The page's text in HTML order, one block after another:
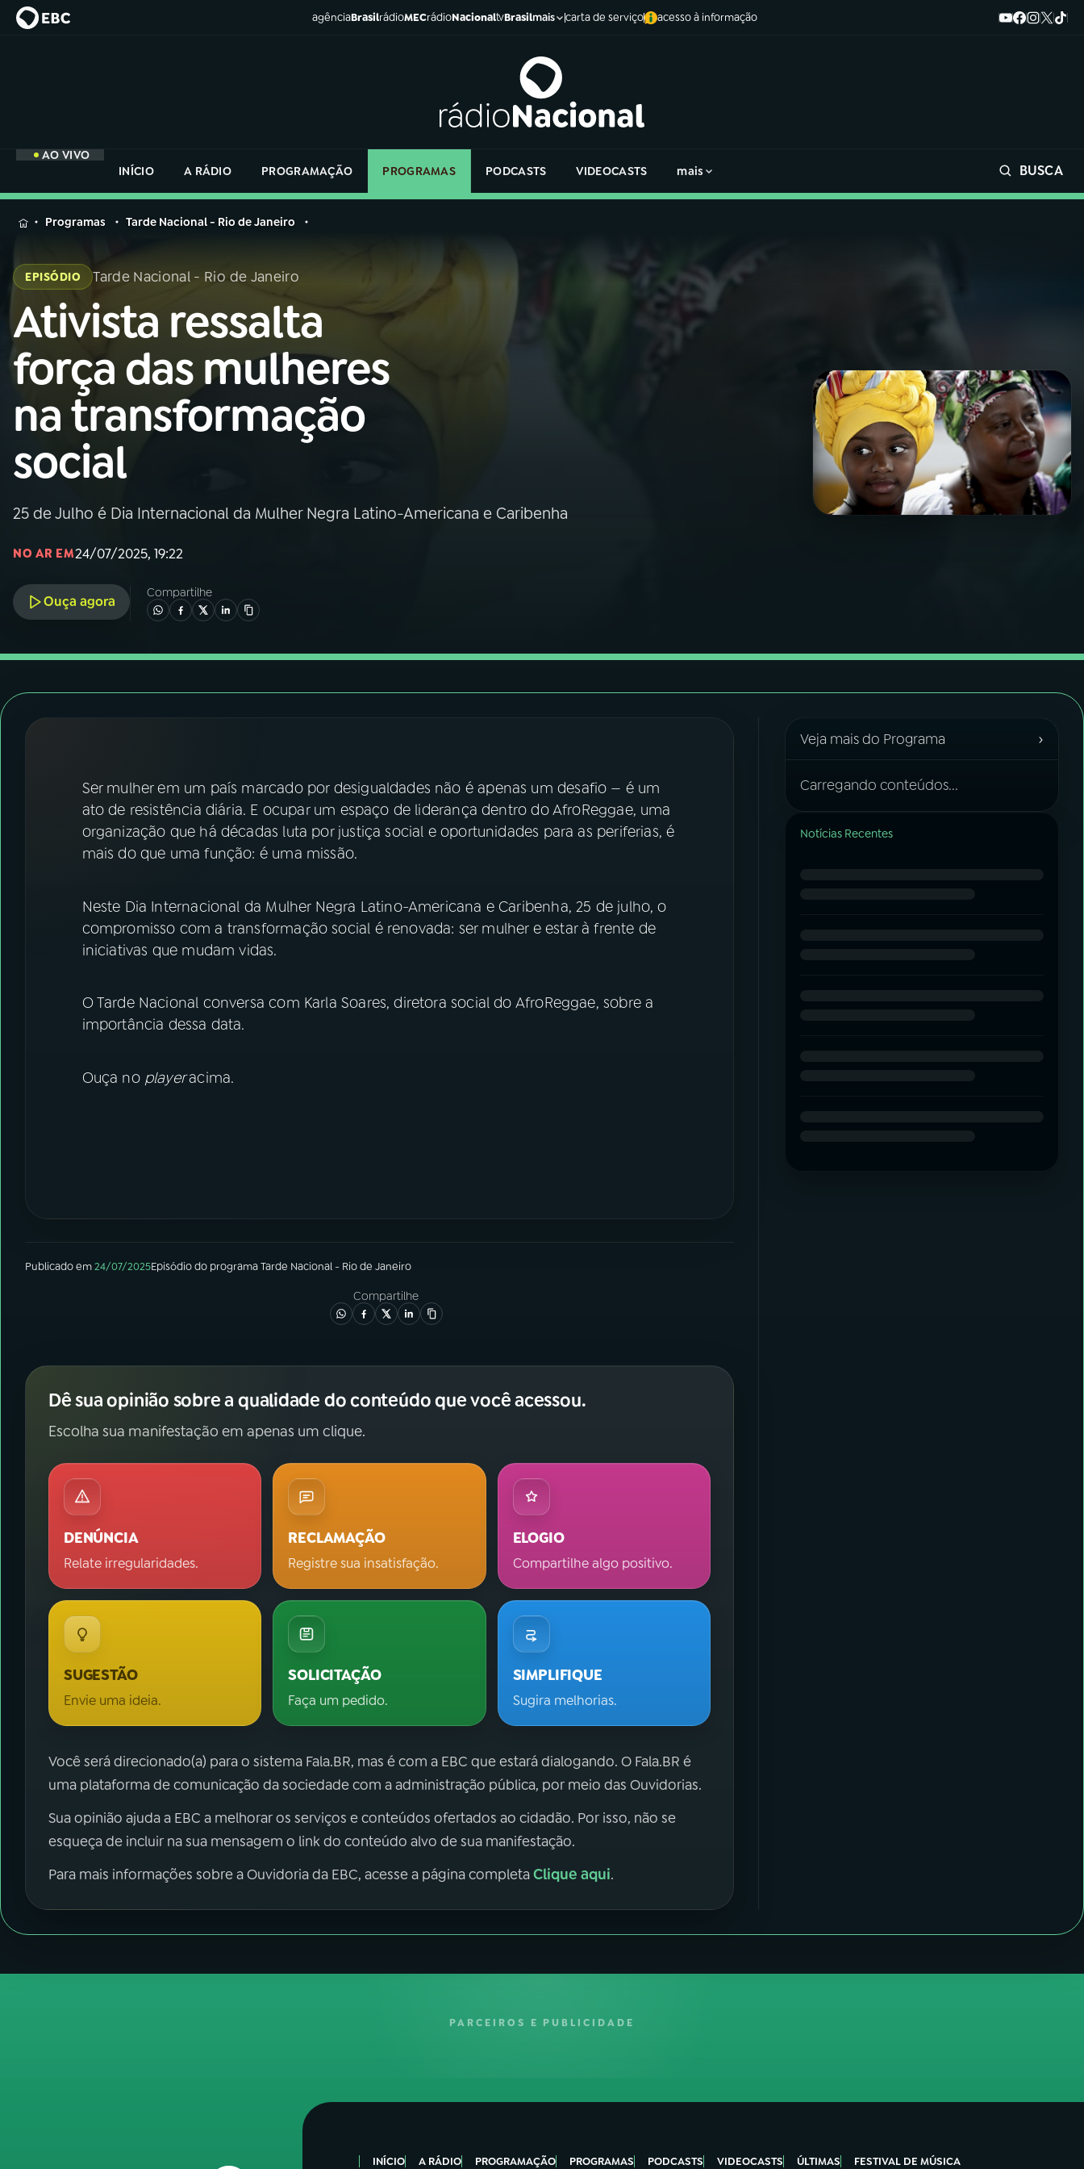
agênciaBrasilrádioMECrádioNacionaltvBrasilmais carta de serviço acesso à informação
AO VIVO
INÍCIO
A RÁDIO PROGRAMAÇÃO PROGRAMAS PODCASTS VIDEOCASTS mais BUSCA
MENU
Buscar
na
Rádio
Nacional
Buscar
01 INÍCIO
02A RÁDIO
03 PROGRAMAÇÃO
05PODCASTS
FESTIVAL DE MÚSICA
ACOMPANHE A RÁDIO NACIONAL
Facebook
Instagram X
na
Rádio
Nacional
Programas Tarde Nacional - Rio de Janeiro
EPISÓDIO Tarde Nacional - Rio de Janeiro
Ativista ressalta
força das mulheres
na transformação
social
25 de Julho é Dia Internacional da Mulher Negra Latino-Americana e Caribenha
NO AR EM24/07/2025, 19:22
Ouça agora
Compartilhe
Ser mulher em um país marcado por desigualdades não é apenas um desafio — é um
ato de resistência diária. E ocupar um espaço de liderança dentro do AfroReggae, uma
organização que há décadas luta por justiça social e oportunidades para as periferias, é
mais do que uma função: é uma missão.
Neste Dia Internacional da Mulher Negra Latino-Americana e Caribenha, 25 de julho, o
compromisso com a transformação social é renovada: ser mulher e estar à frente de
iniciativas que mudam vidas.
O Tarde Nacional conversa com Karla Soares, diretora social do AfroReggae, sobre a
importância dessa data.
Ouça no playeracima.
Publicado em24/07/2025Episódiodo programaTarde Nacional - Rio de Janeiro
Compartilhe
Dê sua opinião sobre a qualidade do conteúdo que você acessou.
Escolha sua manifestação em apenas um clique.
DENÚNCIA
Relate irregularidades.
RECLAMAÇÃO
Registre sua insatisfação.
ELOGIO
Compartilhe algo positivo.
SUGESTÃO
Envie uma ideia.
SOLICITAÇÃO
Faça um pedido.
SIMPLIFIQUE
Sugira melhorias.
Você será direcionado(a) para o sistema Fala.BR, mas é com a EBC que estará dialogando. O Fala.BR é
uma plataforma de comunicação da sociedade com a administração pública, por meio das Ouvidorias.
Sua opinião ajuda a EBC a melhorar os serviços e conteúdos ofertados ao cidadão. Por isso, não se
esqueça de incluir na sua mensagem o link do conteúdo alvo de sua manifestação.
Para mais informações sobre a Ouvidoria da EBC, acesse a página completaClique aqui.
Veja mais do Programa ›
Carregando conteúdos...
Notícias Recentes
PARCEIROS E PUBLICIDADE
INÍCIO A RÁDIO PROGRAMAÇÃO PROGRAMAS PODCASTS VIDEOCASTS ÚLTIMAS FESTIVAL DE MÚSICA